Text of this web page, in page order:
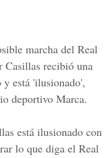
marcha del Real
recibió una
está 'ilusionado',
deportivo Marca.
está ilusionado con
lo que diga el Real